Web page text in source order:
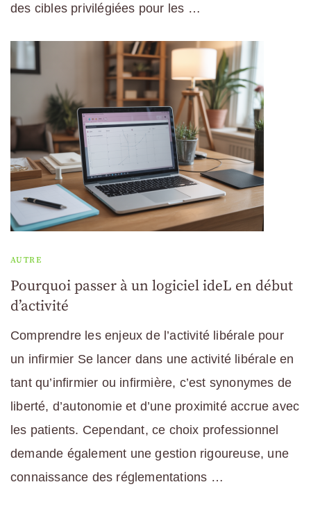
des cibles privilégiées pour les …
AUTRE
Pourquoi passer à un logiciel ideL en début
d’activité
Comprendre les enjeux de l’activité libérale pour
un infirmier Se lancer dans une activité libérale en
tant qu’infirmier ou infirmière, c’est synonymes de
liberté, d’autonomie et d’une proximité accrue avec
les patients. Cependant, ce choix professionnel
demande également une gestion rigoureuse, une
connaissance des réglementations …